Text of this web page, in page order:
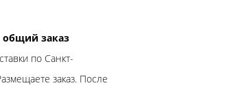
общий заказ
по Санкт-
заказ. После